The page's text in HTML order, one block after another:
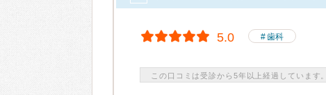
5.0 歯科
この口コミは受診から5年以上経過しています。